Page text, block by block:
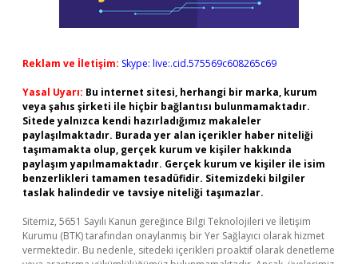
Reklam ve İletişim: Skype: live:.cid.575569c608265c69
Yasal Uyarı: Bu internet sitesi, herhangi bir marka, kurum
veya şahıs şirketi ile hiçbir bağlantısı bulunmamaktadır.
Sitede yalnızca kendi hazırladığımız makaleler
paylaşılmaktadır. Burada yer alan içerikler haber niteliği
taşımamakta olup, gerçek kurum ve kişiler hakkında
paylaşım yapılmamaktadır. Gerçek kurum ve kişiler ile isim
benzerlikleri tamamen tesadüfidir. Sitemizdeki bilgiler
taslak halindedir ve tavsiye niteliği taşımazlar.
Sitemiz, 5651 Sayılı Kanun gereğince Bilgi Teknolojileri ve İletişim
Kurumu (BTK) tarafından onaylanmış bir Yer Sağlayıcı olarak hizmet
vermektedir. Bu nedenle, sitedeki içerikleri proaktif olarak denetleme